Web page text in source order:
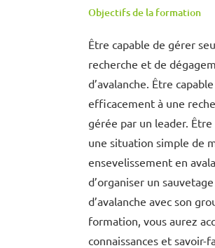
Objectifs de la formation
Être capable de gérer
recherche et de
d’avalanche. Être
efficacement à une
gérée par un leader.
une situation simple de
ensevelissement en
d’organiser un
d’avalanche avec son
formation, vous aurez
connaissances et savoir-